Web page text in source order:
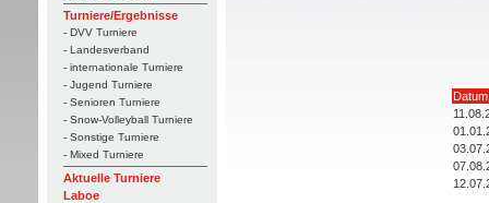
Turniere/Ergebnisse
- DVV Turniere
- Landesverband
- internationale Turniere
- Jugend Turniere
- Senioren Turniere
- Snow-Volleyball Turniere
- Sonstige Turniere
- Mixed Turniere
Aktuelle Turniere
Laboe
Datum